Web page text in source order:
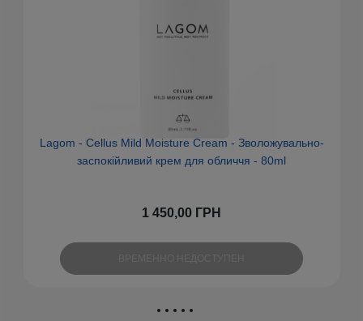
Lagom - Cellus Mild Moisture Cream - Зволожувально-
заспокійливий крем для обличчя - 80ml
1 450,00 ГРН